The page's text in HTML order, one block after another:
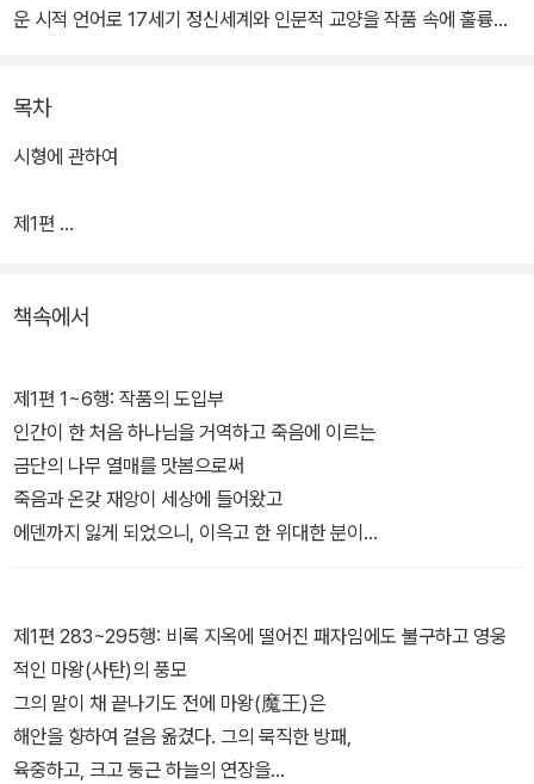
운 시적 언어로 17세기 정신세계와 인문적 교양을 작품 속에 훌륭히
이 작품으로 밀턴은 셰익스피어 다음가는 대시인이라는 지위를 얻었
고, 『실낙원』은 종교적 통찰을 보여주는 최고 고전의 반열에 올랐다.
학위를 받은 후 일생 동안 밀턴의 생애와 문학을 연구해온 조신권 교
목차
시형에 관하여
제1편
책속에서
제1편 1~6행: 작품의 도입부
인간이 한 처음 하나님을 거역하고 죽음에 이르는
금단의 나무 열매를 맛봄으로써
죽음과 온갖 재앙이 세상에 들어왔고
에덴까지 잃게 되었으니, 이윽고 한 위대한 분이
우리를 회복시켜 복된 자리를 도로 얻게 하셨으니,
제1편 283~295행: 비록 지옥에 떨어진 패자임에도 불구하고 영웅
적인 마왕(사탄)의 풍모
그의 말이 채 끝나기도 전에 마왕(魔王)은
해안을 향하여 걸음 옮겼다. 그의 묵직한 방패,
육중하고, 크고 둥근 하늘의 연장을